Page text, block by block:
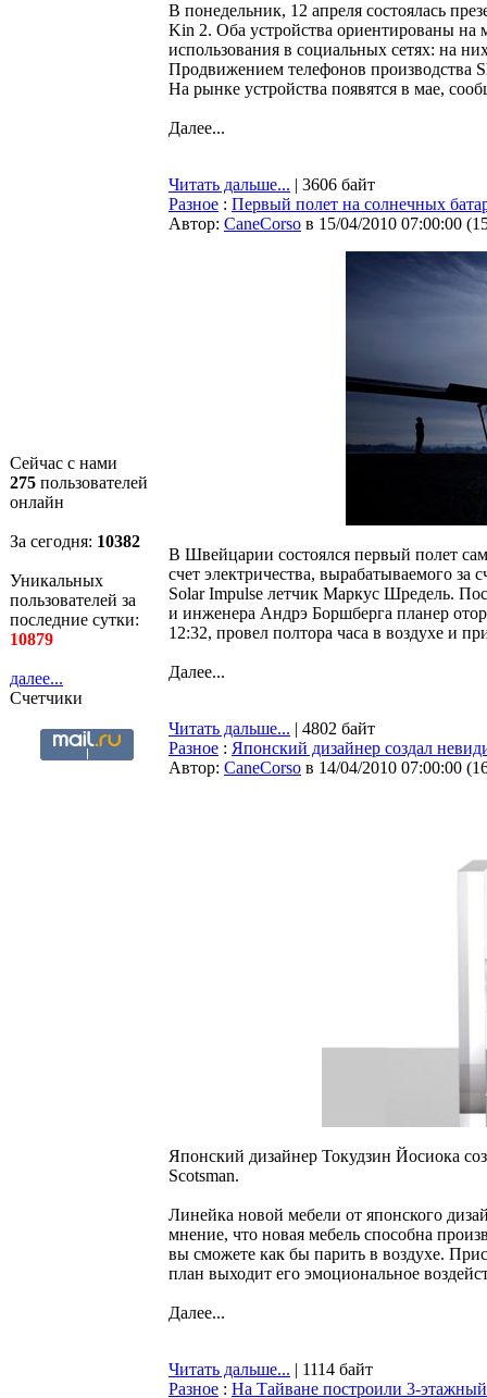
Сейчас с нами
275 пользователей
онлайн
За сегодня: 10382
Уникальных
пользователей за
последние сутки:
10879
далее...
Счетчики
В понедельник, 12 апреля состоялась
Kin 2. Оба устройства ориентированы
использования в социальных сетях: на
Продвижением телефонов производства
На рынке устройства появятся в мае,
Далее...
Читать дальше... | 3606 байт
Разное : Первый полет на солнечных
Автор: CaneCorso в 15/04/2010 07:00:00 (
В Швейцарии состоялся первый полет
счет электричества, вырабатываемого
Solar Impulse летчик Маркус Шредель.
и инженера Андрэ Боршберга планер
12:32, провел полтора часа в воздухе и
Далее...
Читать дальше... | 4802 байт
Разное : Японский дизайнер создал
Автор: CaneCorso в 14/04/2010 07:00:00 (
Японский дизайнер Токудзин Йосиока
Scotsman.
Линейка новой мебели от японского
мнение, что новая мебель способна
вы сможете как бы парить в воздухе.
план выходит его эмоциональное
Далее...
Читать дальше... | 1114 байт
Разное : На Тайване построили 3-